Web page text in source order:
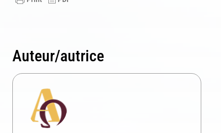
Auteur/autrice
Inscription News Letter